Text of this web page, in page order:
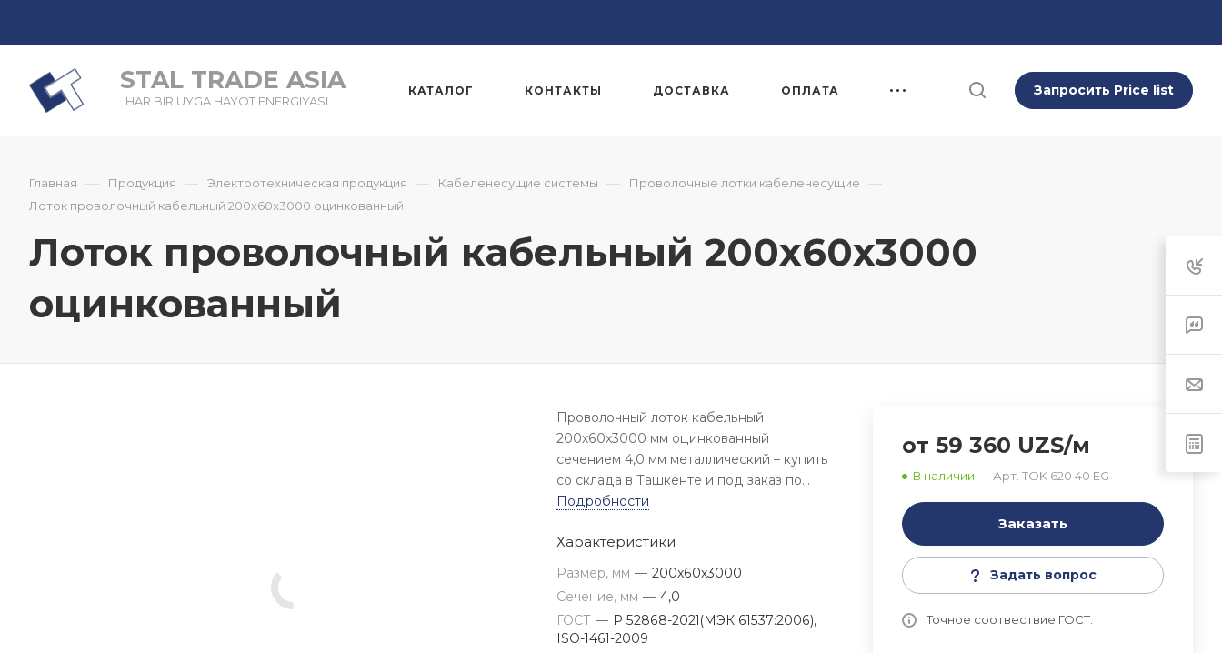
STAL TRADE ASIA
HAR BIR UYGA HAYOT ENERGIYASI
КАТАЛОГ КОНТАКТЫ ДОСТАВКА ОПЛАТА Запросить Price list
Главная — Продукция — Электротехническая продукция — Кабеленесущие системы — Проволочные лотки кабеленесущие —
Лоток проволочный кабельный 200x60x3000 оцинкованный
Лоток проволочный кабельный 200x60x3000
оцинкованный
от 59 360 UZS/м
В наличии Арт. TOK 620 40 EG
Заказать
Задать вопрос
Точное соотвествие ГОСТ.
Проволочный лоток кабельный
200x60x3000 мм оцинкованный
сечением 4,0 мм металлический – купить
со склада в Ташкенте и под заказ по
цене изготовителя. Доставка по
Подробности
Характеристики
Размер, мм — 200x60x3000
Сечение, мм — 4,0
ГОСТ — Р 52868-2021(МЭК 61537:2006),
ISO-1461-2009